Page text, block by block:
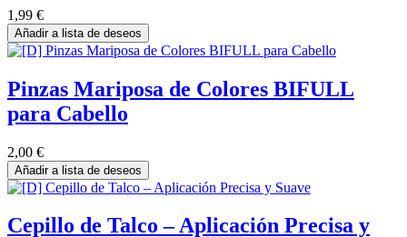
1,99 €
Añadir a lista de deseos
Pinzas Mariposa de Colores BIFULL
para Cabello
2,00 €
Añadir a lista de deseos
Cepillo de Talco – Aplicación Precisa y